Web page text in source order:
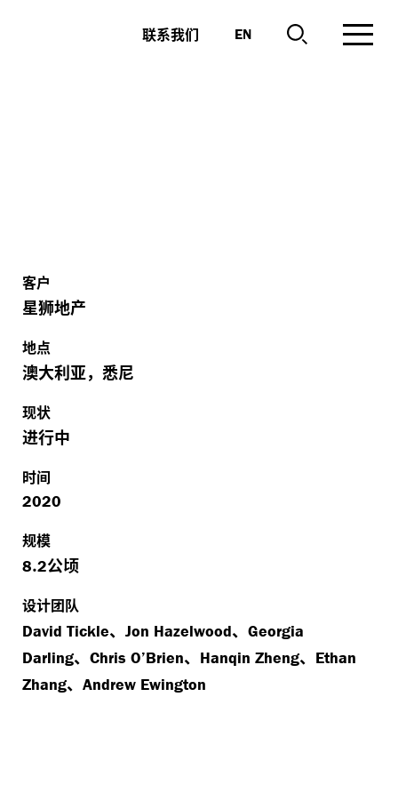
联系我们 EN
客户
星狮地产
地点
澳大利亚，悉尼
现状
进行中
时间
2020
规模
8.2公顷
设计团队
David Tickle、Jon Hazelwood、Georgia
Darling、Chris O’Brien、 Hanqin Zheng、 Ethan
Zhang、Andrew Ewington